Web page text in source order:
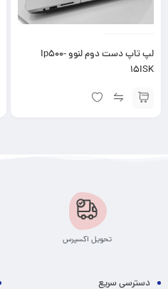
لپ تاپ دست دوم لنوو Ip500-
15ISK
تحویل اکسپرس
دسترسی سریع